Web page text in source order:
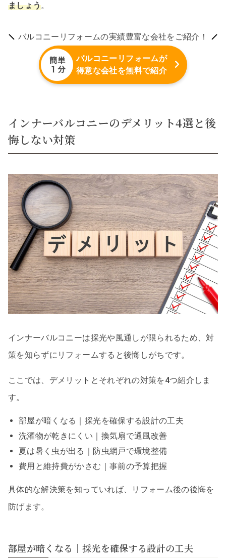
ましょう。
バルコニーリフォームの実績豊富な会社をご紹介！
バルコニーリフォームが
得意な会社を無料で紹介
インナーバルコニーのデメリット4選と後
悔しない対策
インナーバルコニーは採光や風通しが限られるため、対
策を知らずにリフォームすると後悔しがちです。
ここでは、デメリットとそれぞれの対策を4つ紹介しま
す。
部屋が暗くなる｜採光を確保する設計の工夫
洗濯物が乾きにくい｜換気扇で通風改善
夏は暑く虫が出る｜防虫網戸で環境整備
費用と維持費がかさむ｜事前の予算把握
具体的な解決策を知っていれば、リフォーム後の後悔を
防げます。
部屋が暗くなる｜採光を確保する設計の工夫